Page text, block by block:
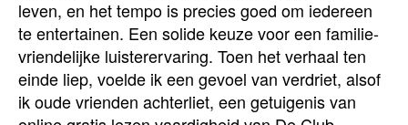
leven, en het tempo is precies goed om iedereen
te entertainen. Een solide keuze voor een familie-
vriendelijke luisterervaring. Toen het verhaal ten
einde liep, voelde ik een gevoel van verdriet, alsof
ik oude vrienden achterliet, een getuigenis van